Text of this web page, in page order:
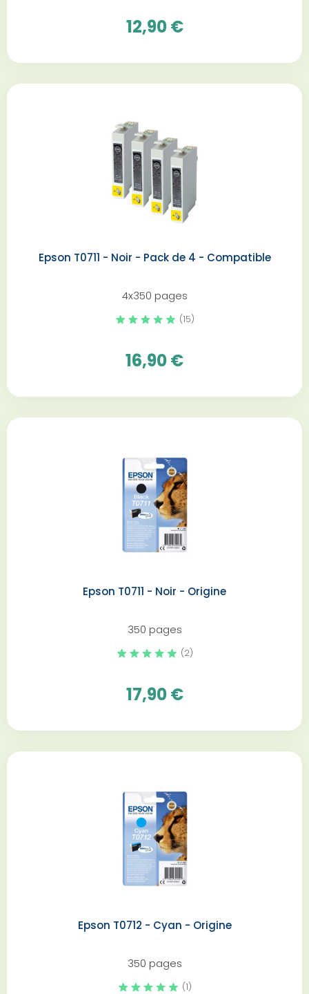
12,90 €
Epson T0711 - Noir - Pack de 4 - Compatible
4x350 pages
(15)
16,90 €
Epson T0711 - Noir - Origine
350 pages
(2)
17,90 €
Epson T0712 - Cyan - Origine
350 pages
(1)